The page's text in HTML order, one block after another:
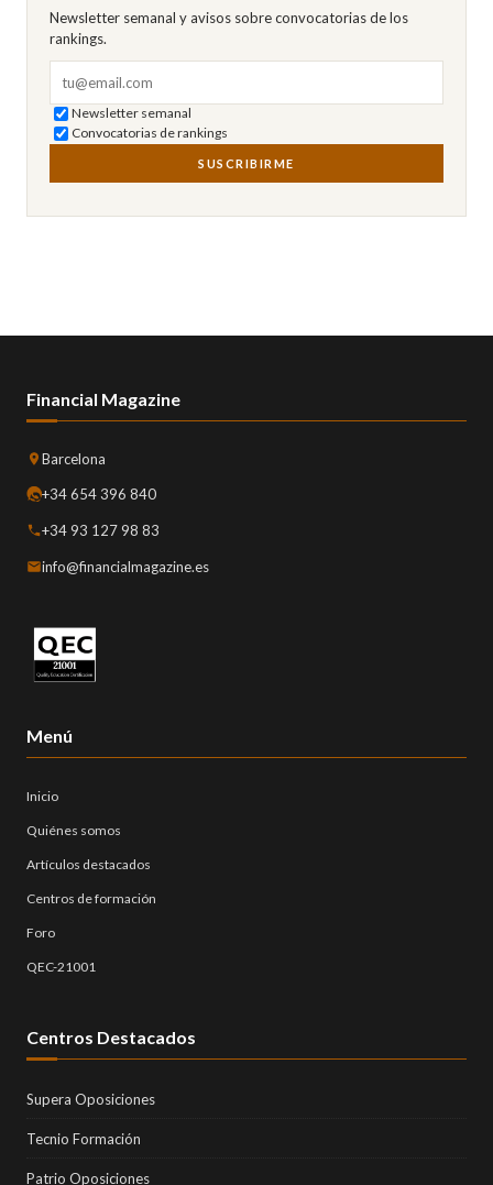
Newsletter semanal y avisos sobre convocatorias de los
rankings.
Newsletter semanal
Convocatorias de rankings
SUSCRIBIRME
Financial Magazine
Barcelona
+34 654 396 840
+34 93 127 98 83
info@financialmagazine.es
Menú
Inicio
Quiénes somos
Artículos destacados
Centros de formación
Foro
QEC-21001
Centros Destacados
Supera Oposiciones
Tecnio Formación
Patrio Oposiciones